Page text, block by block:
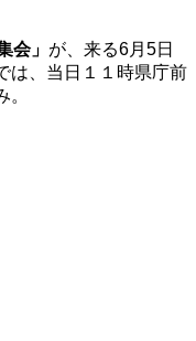
会」 が、来る6月5日
は、当日１１時県庁前